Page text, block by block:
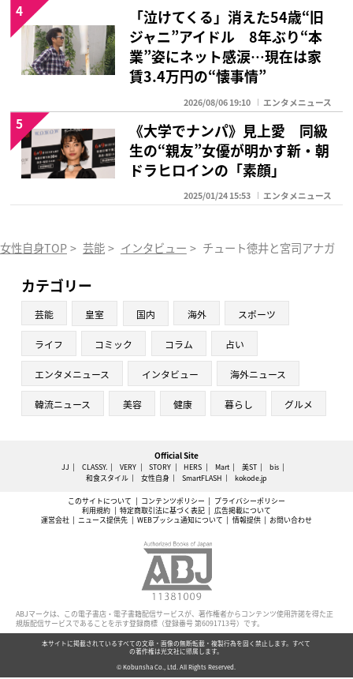
「泣けてくる」消えた54歳“旧
ジャニ”アイドル 8年ぶり“本
業”姿にネット感涙…現在は家
賃3.4万円の“懐事情”
2026/08/06 19:10 エンタメニュース
4
《大学でナンパ》見上愛 同級
生の“親友”女優が明かす新・朝
ドラヒロインの「素顔」
2025/01/24 15:53 エンタメニュース
5
女性自身TOP > 芸能 > インタビュー > チュート徳井と宮司アナガチ
カテゴリー
芸能 皇室 国内 海外 スポーツ
ライフ コミック コラム 占い
エンタメニュース インタビュー 海外ニュース
韓流ニュース 美容 健康 暮らし グルメ
Official Site
JJ CLASSY. VERY STORY HERS Mart 美ST
bis
和食スタイル
女性自身 SmartFLASH kokode.jp
このサイトについて コンテンツポリシー
プライバシーポリシー
利用規約
特定商取引法に基づく表記
広告掲載について
運営会社
ニュース提供先 WEBプッシュ通知について 情報提供 お問い合わせ
ABJマークは、この電子書店・電子書籍配信サービスが、著作権者からコンテンツ使用許諾を得た正
規版配信サービスであることを示す登録商標（登録番号 第6091713号）です。
本サイトに掲載されているすべての文章・画像の無断転載・複製行為を固く禁止します。すべて
の著作権は光文社に帰属します。
© Kobunsha Co., Ltd. All Rights Reserved.